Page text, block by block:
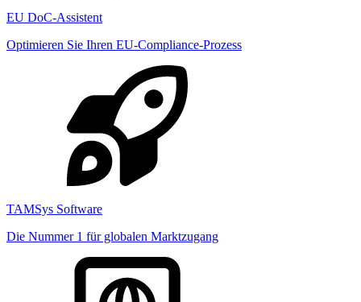
EU DoC-Assistent
Optimieren Sie Ihren EU-Compliance-Prozess
TAMSys Software
Die Nummer 1 für globalen Marktzugang